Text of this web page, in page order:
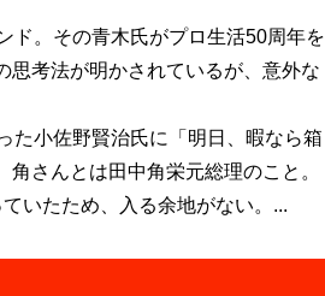
。その青木氏がプロ生活50周年を
思考法が明かされているが、意外な
小佐野賢治氏に「明日、暇なら箱
さんとは田中角栄元総理のこと。
いたため、入る余地がない。...